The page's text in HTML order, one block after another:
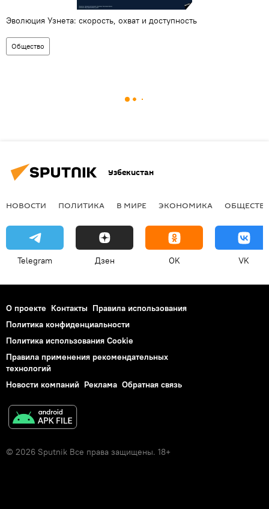
Эволюция Узнета: скорость, охват и доступность
Общество
Узбекистан
НОВОСТИ ПОЛИТИКА В МИРЕ ЭКОНОМИКА
Telegram Дзен OK VK
О проекте Контакты Правила использования
Политика конфиденциальности
Политика использования Cookie
Правила применения рекомендательных
технологий
Новости компаний Реклама Обратная связь
© 2026 Sputnik Все права защищены. 18+